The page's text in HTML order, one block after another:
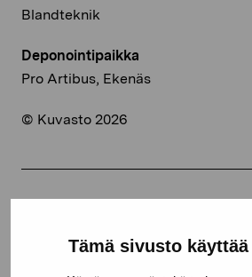
Tämä sivusto
Blandteknik
Deponointipaikka
Pro Artibus, Ekenäs
© Kuvasto 2026
Facebook